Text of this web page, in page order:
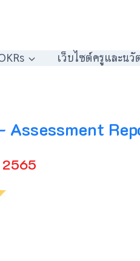
เว็บไซต์ครูและนวั